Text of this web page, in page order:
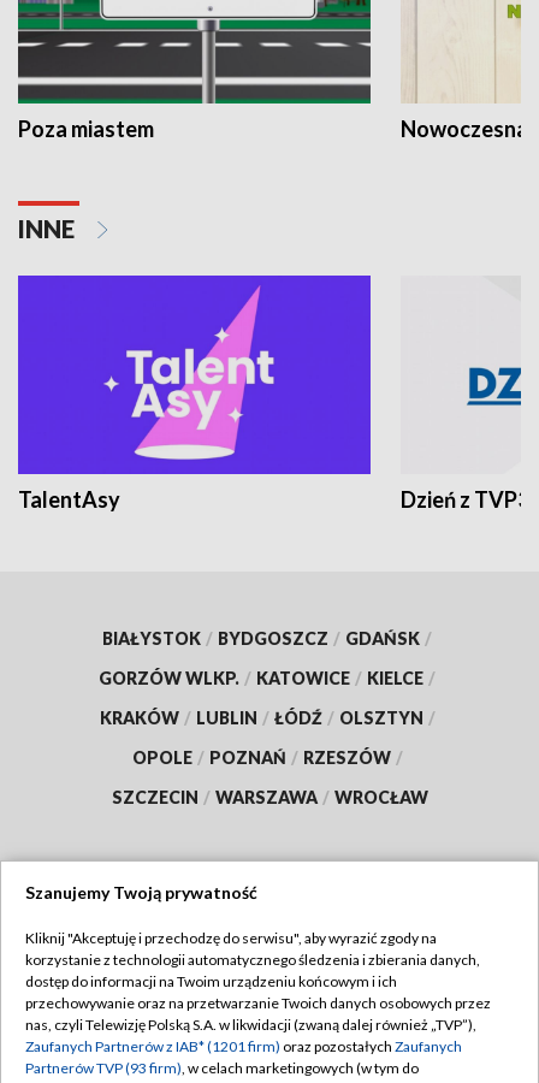
Poza miastem Nowoczesna
INNE
TalentAsy Dzień z TVP3
BIAŁYSTOK / BYDGOSZCZ / GDAŃSK /
GORZÓW WLKP. / KATOWICE / KIELCE /
KRAKÓW / LUBLIN / ŁÓDŹ / OLSZTYN /
OPOLE / POZNAŃ / RZESZÓW /
SZCZECIN / WARSZAWA / WROCŁAW
TVP
Abonament TVP
Emisja w TVP
Regulamin TVP
Polityka prywatności
Szanujemy Twoją prywatność
Kliknij "Akceptuję i przechodzę do serwisu", aby wyrazić zgody na
korzystanie z technologii automatycznego śledzenia i zbierania danych,
dostęp do informacji na Twoim urządzeniu końcowym i ich
przechowywanie oraz na przetwarzanie Twoich danych osobowych przez
nas, czyli Telewizję Polską S.A. w likwidacji (zwaną dalej również „TVP”),
Zaufanych Partnerów z IAB* (1201 firm) oraz pozostałych Zaufanych
Partnerów TVP (93 firm), w celach marketingowych (w tym do